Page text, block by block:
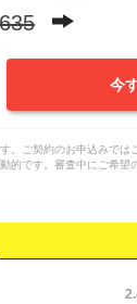
今
。ご契約のお申込みでは
的です。審査中にご希望